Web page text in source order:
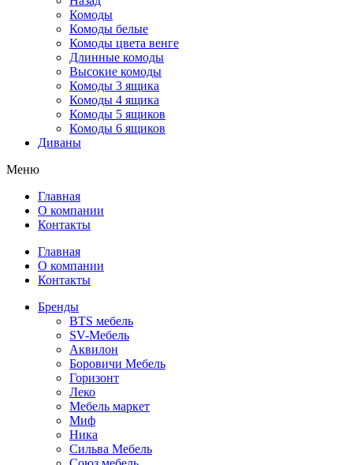
Комоды
Комоды белые
Комоды цвета венге
Длинные комоды
Высокие комоды
Комоды 3 ящика
Комоды 4 ящика
Комоды 5 ящиков
Комоды 6 ящиков
Диваны
Меню
Главная
О компании
Контакты
Главная
О компании
Контакты
Бренды
BTS мебель
SV-Мебель
Аквилон
Боровичи Мебель
Горизонт
Леко
Мебель маркет
Миф
Ника
Сильва Мебель